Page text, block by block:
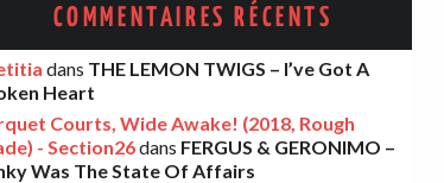
AMELIA COBURN – Between The Moon
And The Milkman
THE LEMON TWIGS – Go To School
COMMENTAIRES RÉCENTS
dans THE LEMON TWIGS – I’ve Got A
Heart
Courts, Wide Awake! (2018, Rough
- Section26dans FERGUS & GERONIMO –
Was The State Of Affairs